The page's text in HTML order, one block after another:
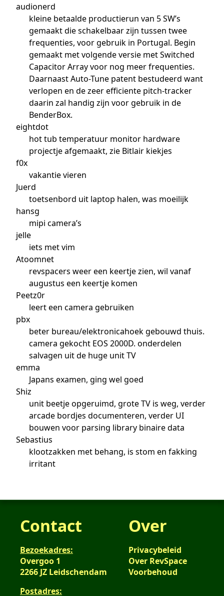
audionerd
kleine betaalde productierun van 5 SW’s
gemaakt die schakelbaar zijn tussen twee
frequenties, voor gebruik in Portugal. Begin
gemaakt met volgende versie met Switched
Capacitor Array voor nog meer frequenties.
Daarnaast Auto-Tune patent bestudeerd want
verlopen en de zeer efficiente pitch-tracker
daarin zal handig zijn voor gebruik in de
BenderBox.
eightdot
hot tub temperatuur monitor hardware
projectje afgemaakt, zie Bitlair kiekjes
f0x
vakantie vieren
Juerd
toetsenbord uit laptop halen, was moeilijk
hansg
mipi camera’s
jelle
iets met vim
Atoomnet
revspacers weer een keertje zien, wil vanaf
augustus een keertje komen
Peetz0r
leert een camera gebruiken
pbx
beter bureau/elektronicahoek gebouwd thuis.
camera gekocht EOS 2000D. onderdelen
salvagen uit de huge unit TV
emma
Japans examen, ging wel goed
Shiz
unit beetje opgeruimd, grote TV is weg, verder
arcade bordjes documenteren, verder UI
bouwen voor parsing library binaire data
Sebastius
klootzakken met behang, is stom en fakking
irritant
Contact
Bezoekadres:
Overgoo 1
2266 JZ Leidschendam
Postadres:
Over
Privacybeleid
Over RevSpace
Voorbehoud